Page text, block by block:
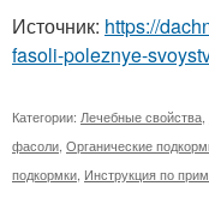
Источник: https://
fasoli-poleznye-
Категории: Лечебные свойства
фасоли Органические
подкормки Инструкция по